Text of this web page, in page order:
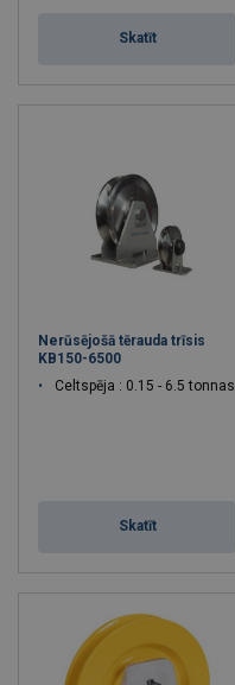
Skatīt
Nerūsējošā tērauda trīsis
KB150-6500
Celtspēja : 0.15 - 6.5 tonnas
Skatīt